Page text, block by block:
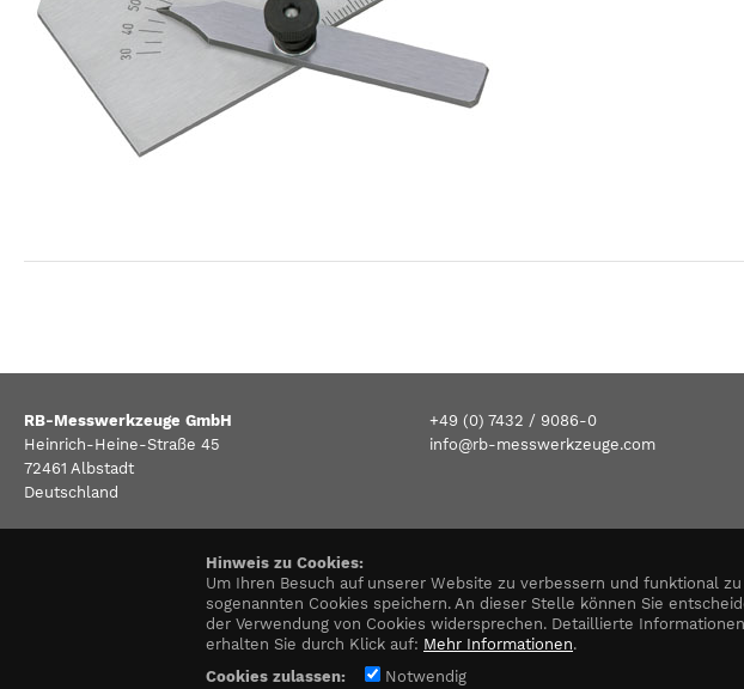
Hinweis zu Cookies:
Um Ihren Besuch auf unserer Website zu verbessern und funktional
sogenannten Cookies speichern. An dieser Stelle können Sie
der Verwendung von Cookies widersprechen. Detaillierte
erhalten Sie durch Klick auf: Mehr Informationen.
Cookies zulassen:
Notwendig
RB-Messwerkzeuge GmbH
Heinrich-Heine-Straße 45
72461 Albstadt
Deutschland
+49 (0) 7432 / 9086-0
info@rb-messwerkzeuge.com